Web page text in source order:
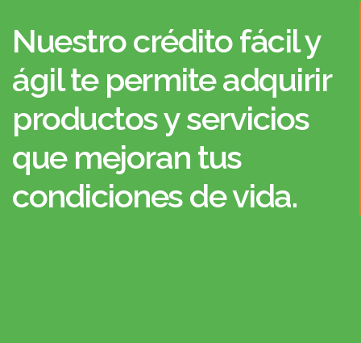
Nuestro crédito fácil y
ágil te permite adquirir
productos y servicios
que mejoran tus
condiciones de vida.